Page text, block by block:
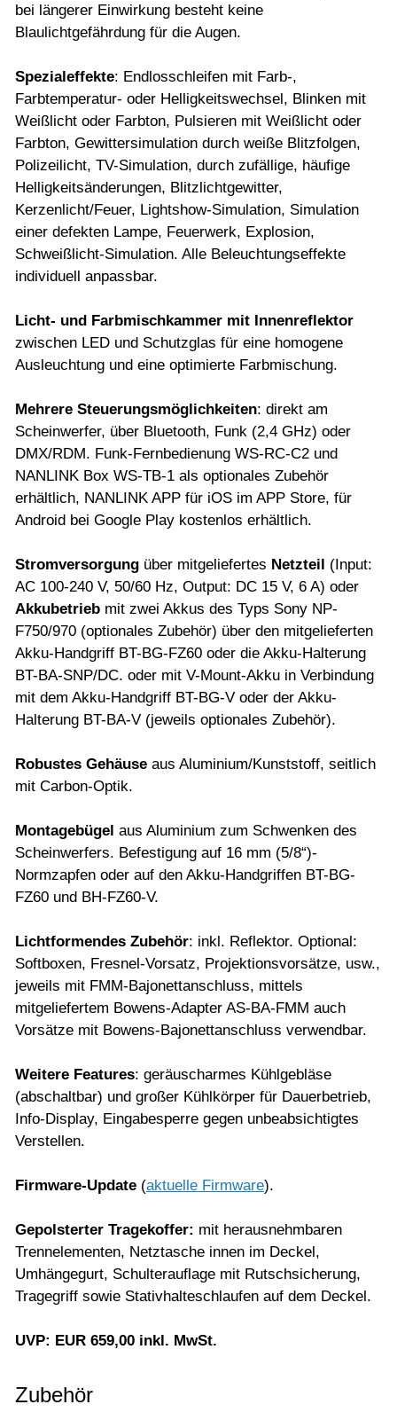
bei längerer Einwirkung besteht keine
Blaulichtgefährdung für die Augen.
Spezialeffekte: Endlosschleifen mit Farb-,
Farbtemperatur- oder Helligkeitswechsel, Blinken mit
Weißlicht oder Farbton, Pulsieren mit Weißlicht oder
Farbton, Gewittersimulation durch weiße Blitzfolgen,
Polizeilicht, TV-Simulation, durch zufällige, häufige
Helligkeitsänderungen, Blitzlichtgewitter,
Kerzenlicht/Feuer, Lightshow-Simulation, Simulation
einer defekten Lampe, Feuerwerk, Explosion,
Schweißlicht-Simulation. Alle Beleuchtungseffekte
individuell anpassbar.
Licht- und Farbmischkammer mit Innenreflektor
zwischen LED und Schutzglas für eine homogene
Ausleuchtung und eine optimierte Farbmischung.
Mehrere Steuerungsmöglichkeiten: direkt am
Scheinwerfer, über Bluetooth, Funk (2,4 GHz) oder
DMX/RDM. Funk-Fernbedienung WS-RC-C2 und
NANLINK Box WS-TB-1 als optionales Zubehör
erhältlich, NANLINK APP für iOS im APP Store, für
Android bei Google Play kostenlos erhältlich.
Stromversorgung über mitgeliefertes Netzteil (Input:
AC 100-240 V, 50/60 Hz, Output: DC 15 V, 6 A) oder
Akkubetrieb mit zwei Akkus des Typs Sony NP-
F750/970 (optionales Zubehör) über den mitgelieferten
Akku-Handgriff BT-BG-FZ60 oder die Akku-Halterung
BT-BA-SNP/DC. oder mit V-Mount-Akku in Verbindung
mit dem Akku-Handgriff BT-BG-V oder der Akku-
Halterung BT-BA-V (jeweils optionales Zubehör).
Robustes Gehäuse aus Aluminium/Kunststoff, seitlich
mit Carbon-Optik.
Montagebügel aus Aluminium zum Schwenken des
Scheinwerfers. Befestigung auf 16 mm (5/8“)-
Normzapfen oder auf den Akku-Handgriffen BT-BG-
FZ60 und BH-FZ60-V.
Lichtformendes Zubehör: inkl. Reflektor. Optional:
Softboxen, Fresnel-Vorsatz, Projektionsvorsätze, usw.,
jeweils mit FMM-Bajonettanschluss, mittels
mitgeliefertem Bowens-Adapter AS-BA-FMM auch
Vorsätze mit Bowens-Bajonettanschluss verwendbar.
Weitere Features: geräuscharmes Kühlgebläse
(abschaltbar) und großer Kühlkörper für Dauerbetrieb,
Info-Display, Eingabesperre gegen unbeabsichtigtes
Verstellen.
Firmware-Update (aktuelle Firmware).
Gepolsterter Tragekoffer: mit herausnehmbaren
Trennelementen, Netztasche innen im Deckel,
Umhängegurt, Schulterauflage mit Rutschsicherung,
Tragegriff sowie Stativhalteschlaufen auf dem Deckel.
UVP: EUR 659,00 inkl. MwSt.
Zubehör